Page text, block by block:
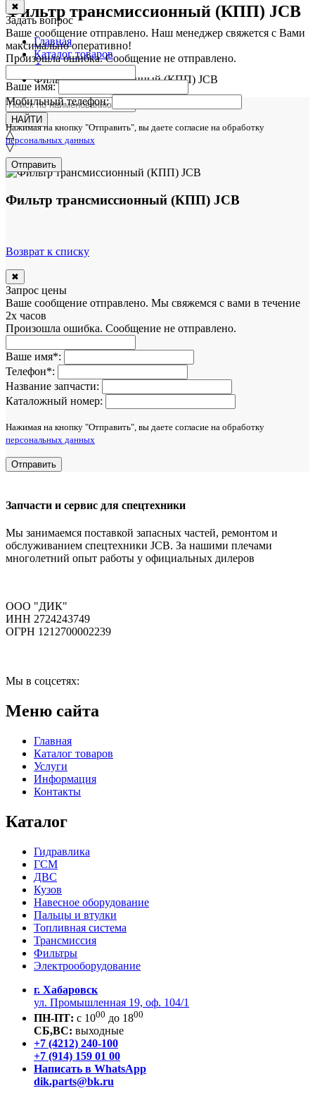
✖
Задать вопрос
Ваше сообщение отправлено. Наш менеджер свяжется с Вами
максимально оперативно!
Произошла ошибка. Сообщение не отправлено.
Ваше имя:
Мобильный телефон:
Нажимая на кнопку "Отправить", вы даете согласие на обработку
персональных данных
Отправить
Фильтр трансмиссионный (КПП) JCB
Главная
Каталог товаров
Фильтры
Фильтр трансмиссионный (КПП) JCB
НАЙТИ
△
▽
Фильтр трансмиссионный (КПП) JCB
Возврат к списку
✖
Запрос цены
Ваше сообщение отправлено. Мы свяжемся с вами в течение
2х часов
Произошла ошибка. Сообщение не отправлено.
Ваше имя*:
Телефон*:
Название запчасти:
Каталожный номер:
Нажимая на кнопку "Отправить", вы даете согласие на обработку
персональных данных
Отправить
Запчасти и сервис для спецтехники
Мы занимаемся поставкой запасных частей, ремонтом и
обслуживанием спецтехники JCB. За нашими плечами
многолетний опыт работы у официальных дилеров
ООО "ДИК"
ИНН 2724243749
ОГРН 1212700002239
Мы в соцсетях:
Меню сайта
Главная
Каталог товаров
Услуги
Информация
Контакты
Каталог
Гидравлика
ГСМ
ДВС
Кузов
Навесное оборудование
Пальцы и втулки
Топливная система
Трансмиссия
Фильтры
Электрооборудование
г. Хабаровск
ул. Промышленная 19, оф. 104/1
ПН-ПТ: c 1000 до 1800
СБ,ВС: выходные
+7 (4212) 240-100
+7 (914) 159 01 00
Написать в WhatsApp
dik.parts@bk.ru